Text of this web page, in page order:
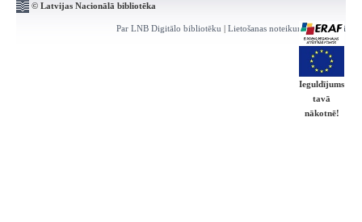
© Latvijas Nacionālā bibliotēka
Par LNB Digitālo bibliotēku | Lietošanas noteikumi | Kontakti
Ieguldījums
tavā
nākotnē!